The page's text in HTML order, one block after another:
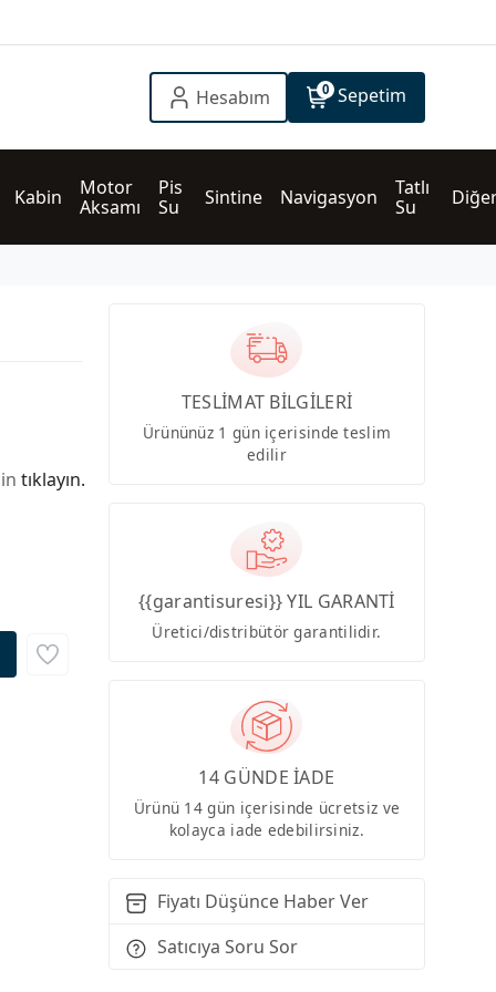
Hesabım 0 Sepetim
Kabin
Motor
Aksamı
Pis
Su
Sintine Navigasyon
Tatlı
Su
tıklayın.
TESLİMAT BİLGİLERİ
Ürününüz 1 gün içerisinde teslim
edilir
{{garantisuresi}} YIL GARANTİ
Üretici/distribütör garantilidir.
14 GÜNDE İADE
Ürünü 14 gün içerisinde ücretsiz ve
kolayca iade edebilirsiniz.
Fiyatı Düşünce Haber Ver
Satıcıya Soru Sor